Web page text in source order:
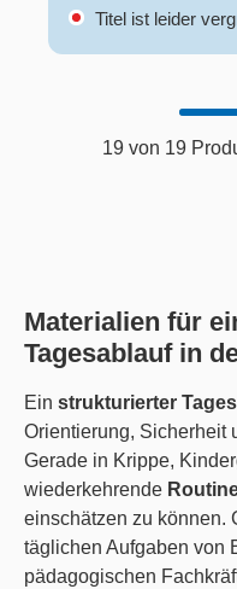
Titel ist leider
19 von 19
Materialien für
Tagesablauf in
Ein strukturierter
Orientierung, Sicherheit
Gerade in Krippe,
wiederkehrende
einschätzen zu können.
täglichen Aufgaben von
pädagogischen